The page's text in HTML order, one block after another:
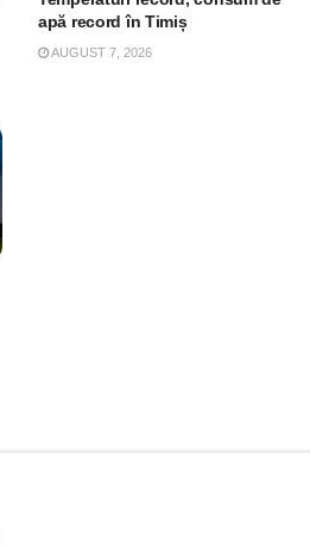
apă record în Timiș
AUGUST 7, 2026